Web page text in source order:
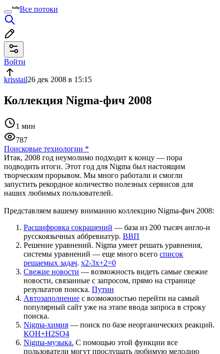
Все потоки
Войти
krisstail26 дек 2008 в 15:15
Коллекция Nigma-фич 2008
1 мин
787
Поисковые технологии *
Итак, 2008 год неумолимо подходит к концу — пора
подводить итоги. Этот год для Nigma был настоящим
творческим прорывом. Мы много работали и смогли
запустить рекордное количество полезных сервисов для
наших любимых пользователей.
Представляем вашему вниманию коллекцию Nigma-фич 2008:
Расшифровка сокращений — база из 200 тысяч англо-и
русскоязычных аббревиатур. ВВП
Решение уравнений. Nigma умеет решать уравнения,
системы уравнений — еще много всего cписок
решаемых задач. x2-3x+2=0
Свежие новости — возможность видеть самые свежие
новости, связанные с запросом, прямо на странице
результатов поиска. Путин
Автозаполнение с возможностью перейти на самый
популярный сайт уже на этапе ввода запроса в строку
поиска.
Nigma-химия — поиск по базе неорганических реакций.
КOH+H2SO4
Nigma-музыка. С помощью этой функции все
пользователи могут прослушать любимую мелодию